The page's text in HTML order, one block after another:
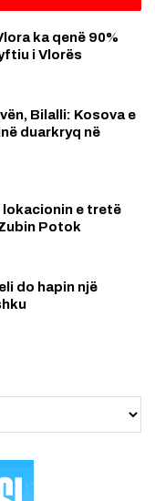
ka qenë 90%
i Vlorës
Bilalli: Kosova e
duarkryq në
lokacionin e tretë
Potok
do hapin një